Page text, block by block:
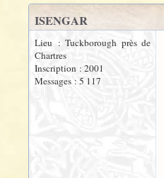
ISENGAR
Lieu : Tuckborough près de
Chartres
Inscription : 2001
Messages : 5 117